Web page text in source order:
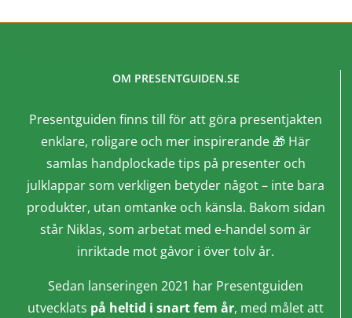
OM PRESENTGUIDEN.SE
Presentguiden finns till för att göra presentjakten
enklare, roligare och mer inspirerande 🎁 Här
samlas handplockade tips på presenter och
julklappar som verkligen betyder något – inte bara
produkter, utan omtanke och känsla. Bakom sidan
står Niklas, som arbetat med e-handel som är
inriktade mot gåvor i över tolv år.
Sedan lanseringen 2021 har Presentguiden
utvecklats på heltid i snart fem år, med målet att